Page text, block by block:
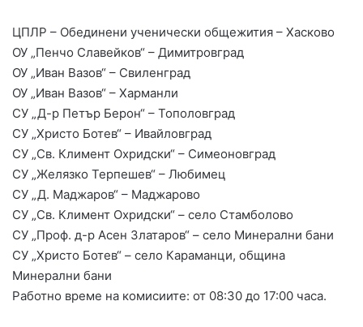
ЦПЛР – Обединени ученически общежития – Хасково
ОУ „Пенчо Славейков“ – Димитровград
ОУ „Иван Вазов“ – Свиленград
ОУ „Иван Вазов“ – Харманли
СУ „Д-р Петър Берон“ – Тополовград
СУ „Христо Ботев“ – Ивайловград
СУ „Св. Климент Охридски“ – Симеоновград
СУ „Желязко Терпешев“ – Любимец
СУ „Д. Маджаров“ – Маджарово
СУ „Св. Климент Охридски“ – село Стамболово
СУ „Проф. д-р Асен Златаров“ – село Минерални бани
СУ „Христо Ботев“ – село Караманци, община
Минерални бани
Работно време на комисиите: от 08:30 до 17:00 часа.